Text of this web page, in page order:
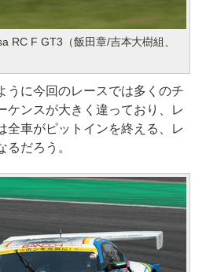
RC F GT3（飯田章/吉本大樹組、
に今回のレースでは多くのチ
ケンスが大きく違っており、レ
全車がピットインを終える、レ
だろう。